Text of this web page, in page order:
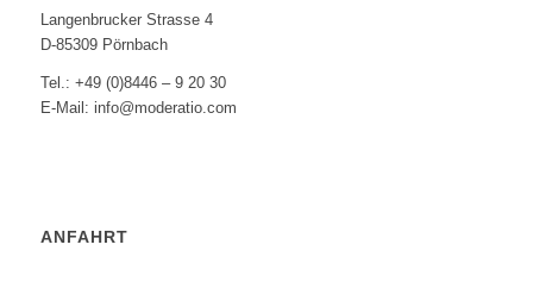
Langenbrucker Strasse 4
D-85309 Pörnbach
Tel.: +49 (0)8446 – 9 20 30
E-Mail: info@moderatio.com
ANFAHRT